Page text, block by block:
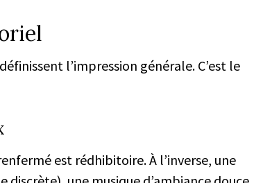
l’impression générale. C’est le
est rédhibitoire. À l’inverse, une